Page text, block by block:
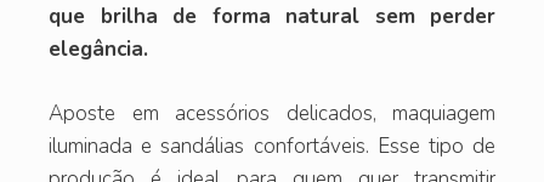
que brilha de forma natural sem perder
elegância.
Aposte em acessórios delicados, maquiagem
iluminada e sandálias confortáveis. Esse tipo de